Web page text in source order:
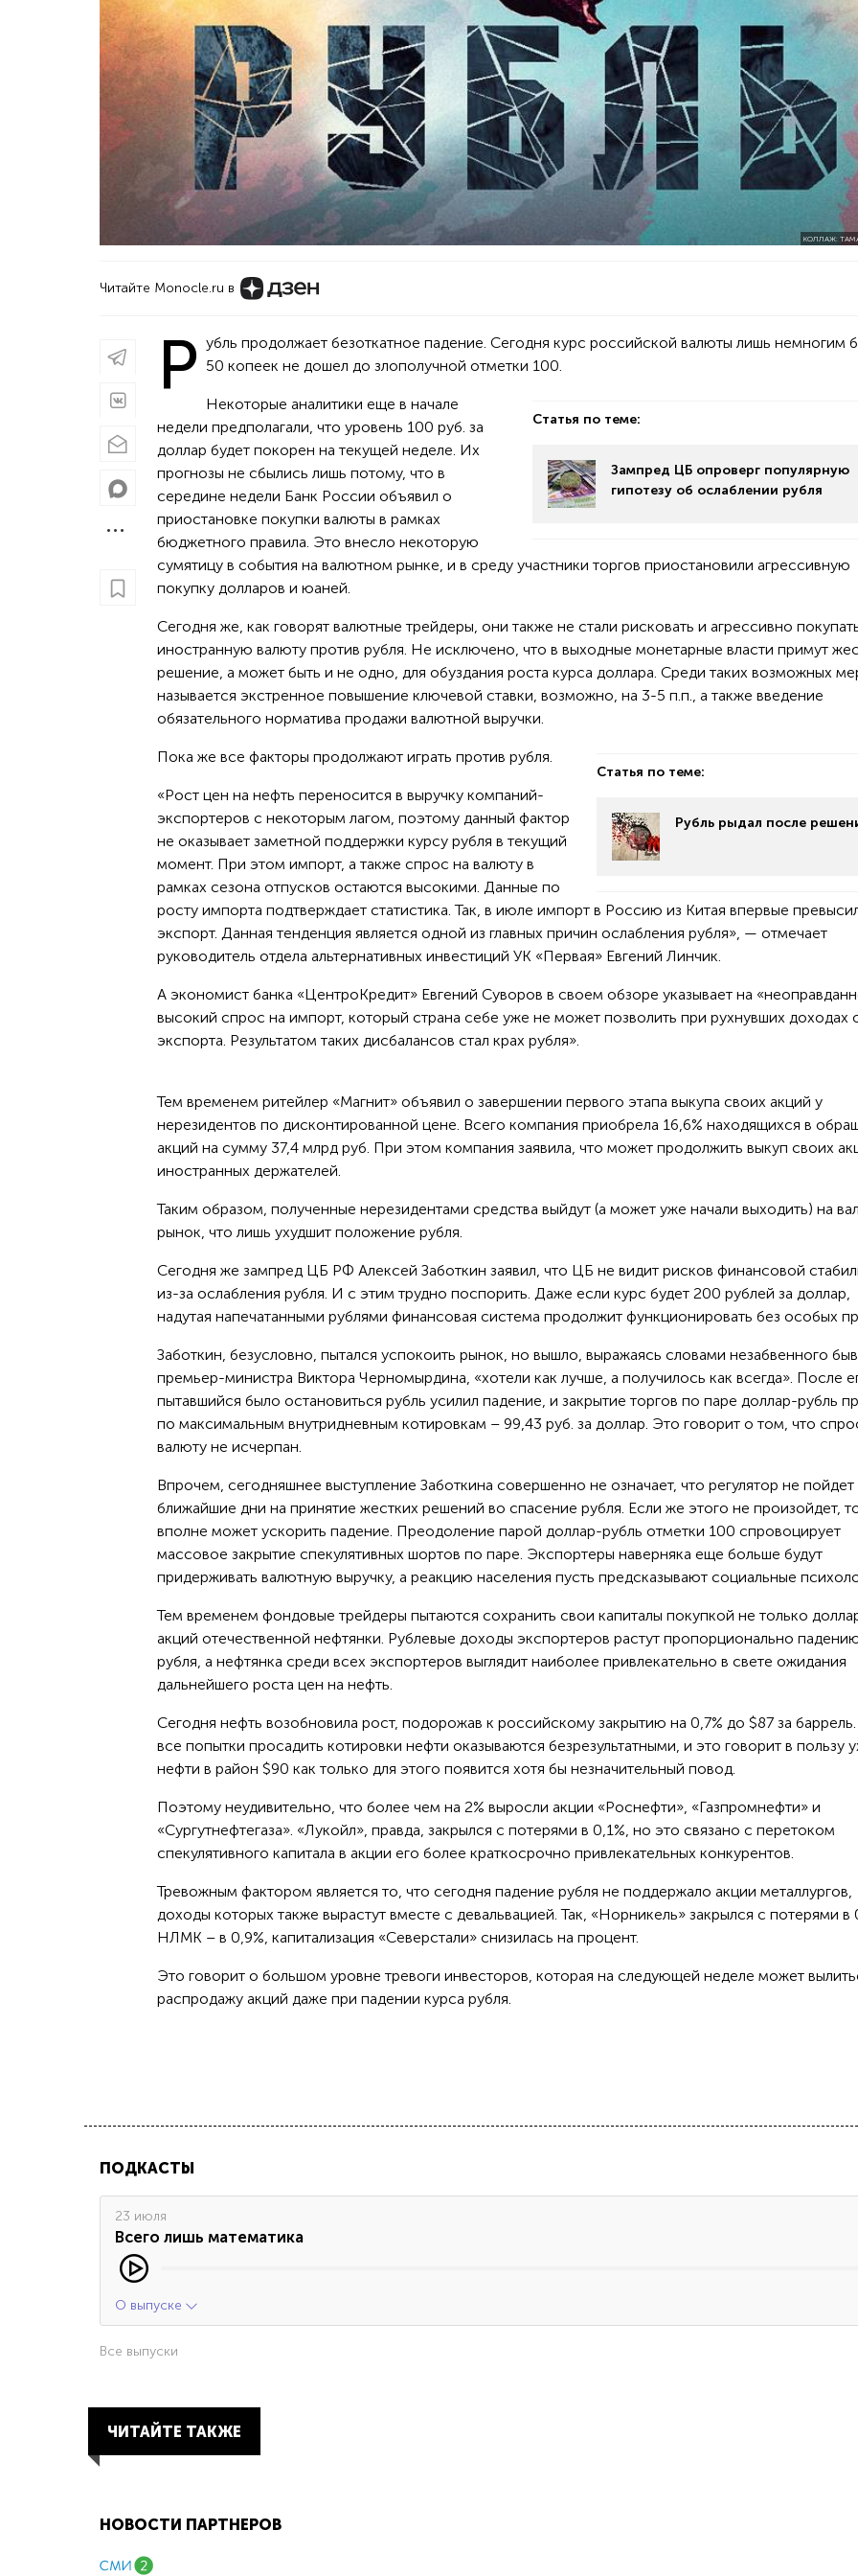
КОЛЛАЖ:
Читайте Monocle.ru в
Р убль продолжает безоткатное падение. Сегодня курс российской валюты лишь немногим
50 копеек не дошел до злополучной отметки 100.
Статья по теме:
Зампред ЦБ опроверг популярную
гипотезу об ослаблении рубля
Некоторые аналитики еще в начале
недели предполагали, что уровень 100 руб. за
доллар будет покорен на текущей неделе. Их
прогнозы не сбылись лишь потому, что в
середине недели Банк России объявил о
приостановке покупки валюты в рамках
бюджетного правила. Это внесло некоторую
сумятицу в события на валютном рынке, и в среду участники торгов приостановили агрессивную
покупку долларов и юаней.
Сегодня же, как говорят валютные трейдеры, они также не стали рисковать и агрессивно
иностранную валюту против рубля. Не исключено, что в выходные монетарные власти примут
решение, а может быть и не одно, для обуздания роста курса доллара. Среди таких возможных
называется экстренное повышение ключевой ставки, возможно, на 3-5 п.п., а также введение
обязательного норматива продажи валютной выручки.
Статья по теме:
Рубль рыдал после
Пока же все факторы продолжают играть против рубля.
«Рост цен на нефть переносится в выручку компаний-
экспортеров с некоторым лагом, поэтому данный фактор
не оказывает заметной поддержки курсу рубля в текущий
момент. При этом импорт, а также спрос на валюту в
рамках сезона отпусков остаются высокими. Данные по
росту импорта подтверждает статистика. Так, в июле импорт в Россию из Китая впервые
экспорт. Данная тенденция является одной из главных причин ослабления рубля», — отмечает
руководитель отдела альтернативных инвестиций УК «Первая» Евгений Линчик.
А экономист банка «ЦентроКредит» Евгений Суворов в своем обзоре указывает на
высокий спрос на импорт, который страна себе уже не может позволить при рухнувших доходах
экспорта. Результатом таких дисбалансов стал крах рубля».
Тем временем ритейлер «Магнит» объявил о завершении первого этапа выкупа своих акций у
нерезидентов по дисконтированной цене. Всего компания приобрела 16,6% находящихся в
акций на сумму 37,4 млрд руб. При этом компания заявила, что может продолжить выкуп своих
иностранных держателей.
Таким образом, полученные нерезидентами средства выйдут (а может уже начали выходить) на
рынок, что лишь ухудшит положение рубля.
Сегодня же зампред ЦБ РФ Алексей Заботкин заявил, что ЦБ не видит рисков финансовой
из-за ослабления рубля. И с этим трудно поспорить. Даже если курс будет 200 рублей за доллар,
надутая напечатанными рублями финансовая система продолжит функционировать без особых
Заботкин, безусловно, пытался успокоить рынок, но вышло, выражаясь словами незабвенного
премьер-министра Виктора Черномырдина, «хотели как лучше, а получилось как всегда». После
пытавшийся было остановиться рубль усилил падение, и закрытие торгов по паре доллар-рубль
по максимальным внутридневным котировкам – 99,43 руб. за доллар. Это говорит о том, что
валюту не исчерпан.
Впрочем, сегодняшнее выступление Заботкина совершенно не означает, что регулятор не пойдет
ближайшие дни на принятие жестких решений во спасение рубля. Если же этого не произойдет,
вполне может ускорить падение. Преодоление парой доллар-рубль отметки 100 спровоцирует
массовое закрытие спекулятивных шортов по паре. Экспортеры наверняка еще больше будут
придерживать валютную выручку, а реакцию населения пусть предсказывают социальные
Тем временем фондовые трейдеры пытаются сохранить свои капиталы покупкой не только
акций отечественной нефтянки. Рублевые доходы экспортеров растут пропорционально
рубля, а нефтянка среди всех экспортеров выглядит наиболее привлекательно в свете ожидания
дальнейшего роста цен на нефть.
Сегодня нефть возобновила рост, подорожав к российскому закрытию на 0,7% до $87 за
все попытки просадить котировки нефти оказываются безрезультатными, и это говорит в пользу
нефти в район $90 как только для этого появится хотя бы незначительный повод.
Поэтому неудивительно, что более чем на 2% выросли акции «Роснефти», «Газпромнефти» и
«Сургутнефтегаза». «Лукойл», правда, закрылся с потерями в 0,1%, но это связано с перетоком
спекулятивного капитала в акции его более краткосрочно привлекательных конкурентов.
Тревожным фактором является то, что сегодня падение рубля не поддержало акции металлургов,
доходы которых также вырастут вместе с девальвацией. Так, «Норникель» закрылся с потерями в
НЛМК – в 0,9%, капитализация «Северстали» снизилась на процент.
Это говорит о большом уровне тревоги инвесторов, которая на следующей неделе может
распродажу акций даже при падении курса рубля.
ПОДКАСТЫ
23 июля
Всего лишь математика
О выпуске
Все выпуски
ЧИТАЙТЕ ТАКЖЕ
НОВОСТИ ПАРТНЕРОВ